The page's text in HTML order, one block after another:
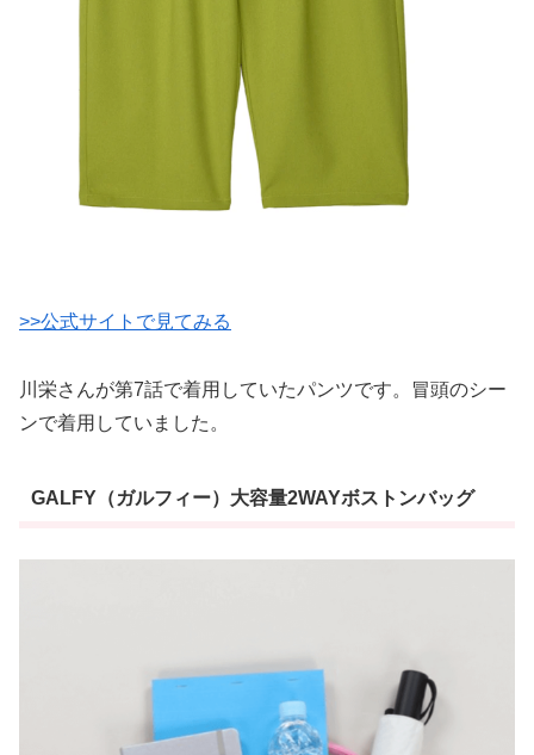
>>公式サイトで見てみる
川栄さんが第7話で着用していたパンツです。冒頭のシー
ンで着用していました。
GALFY（ガルフィー）大容量2WAYボストンバッグ